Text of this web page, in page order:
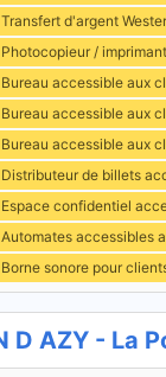
Transfert d'argent
Photocopieur /
Bureau accessible aux
Bureau accessible aux
Bureau accessible aux
Distributeur de billets
Espace confidentiel
Automates accessibles
Borne sonore pour
D AZY - La